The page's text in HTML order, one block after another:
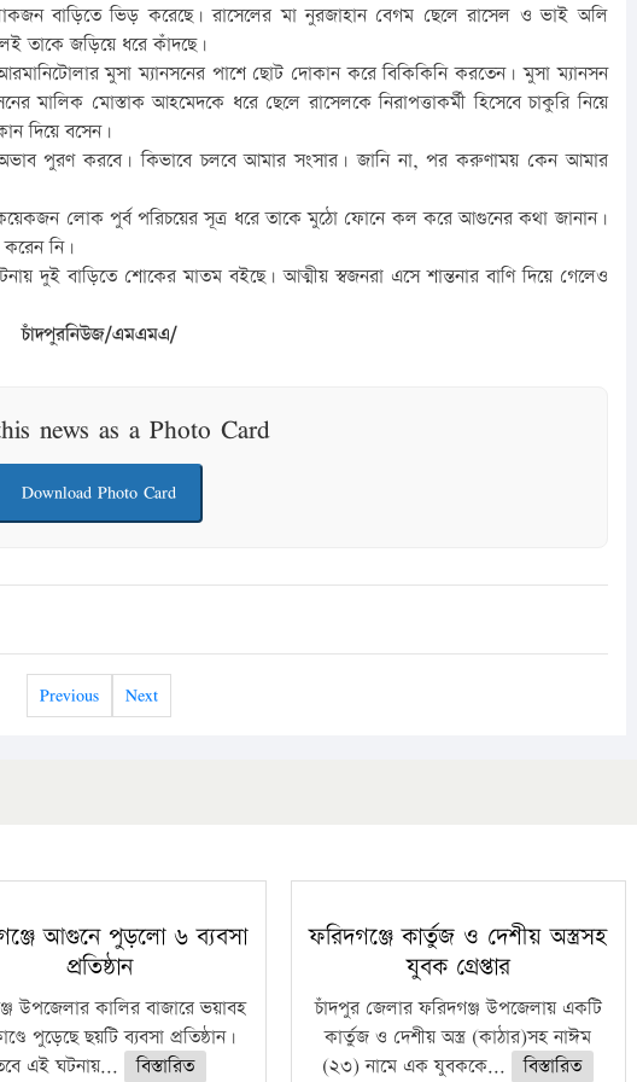
বাড়িতে ভিড় করেছে। রাসেলের মা নুরজাহান বেগম ছেলে রাসেল ও ভাই অলি
তাকে জড়িয়ে ধরে কাঁদছে।
মুসা ম্যানসনের পাশে ছোট দোকান করে বিকিকিনি করতেন। মুসা ম্যানসন
মালিক মোস্তাক আহমেদকে ধরে ছেলে রাসেলকে নিরাপত্তাকর্মী হিসেবে চাকুরি নিয়ে
দিয়ে বসেন।
পুরণ করবে। কিভাবে চলবে আমার সংসার। জানি না, পর করুণাময় কেন আমার
লোক পুর্ব পরিচয়ের সূত্র ধরে তাকে মুঠো ফোনে কল করে আগুনের কথা জানান।
নি।
দুই বাড়িতে শোকের মাতম বইছে। আত্মীয় স্বজনরা এসে শান্তনার বাণি দিয়ে গেলেও
চাঁদপুরনিউজ/এমএমএ/
news as a Photo Card
Download Photo Card
Previous Next
আগুনে পুড়লো ৬ ব্যবসা
প্রতিষ্ঠান
উপজেলার কালির বাজারে ভয়াবহ
পুড়েছে ছয়টি ব্যবসা প্রতিষ্ঠান।
এই ঘটনায়...
বিস্তারিত
ফরিদগঞ্জে কার্তুজ ও দেশীয় অস্ত্রসহ
যুবক গ্রেপ্তার
চাঁদপুর জেলার ফরিদগঞ্জ উপজেলায় একটি
কার্তুজ ও দেশীয় অস্ত্র (কাঠার)সহ নাঈম
(২৩) নামে এক যুবককে...
বিস্তারিত